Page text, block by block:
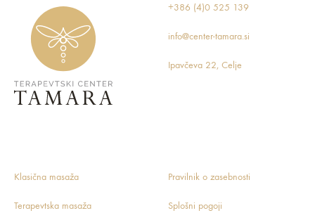
+386 (4)0 525 139
info@center-tamara.si
Ipavčeva 22, Celje
Klasična masaža
Terapevtska masaža
Pravilnik o zasebnosti
Splošni pogoji